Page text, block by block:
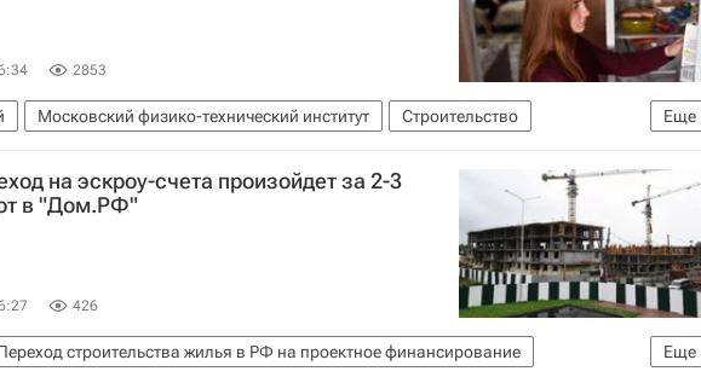
2853
Еще
Московский физико-технический институт
Строительство
на эскроу-счета произойдет за 2-3
в "Дом.РФ"
426
Еще
строительства жилья в РФ на проектное финансирование